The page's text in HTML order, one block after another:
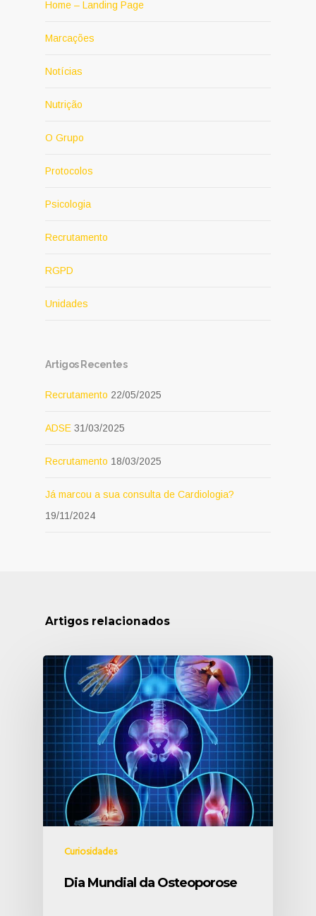
Home – Landing Page
Marcações
Notícias
Nutrição
O Grupo
Protocolos
Psicologia
Recrutamento
RGPD
Unidades
Artigos Recentes
Recrutamento 22/05/2025
ADSE 31/03/2025
Recrutamento 18/03/2025
Já marcou a sua consulta de Cardiologia?
19/11/2024
Artigos relacionados
Curiosidades
Dia Mundial da Osteoporose